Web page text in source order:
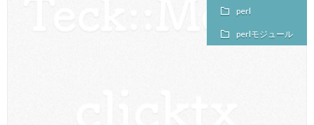
perl
perlモジュール